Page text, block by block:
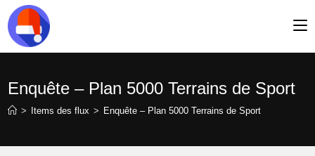
Skip
content
Enquête – Plan 5000 Terrains de Sport
> Items des flux > Enquête – Plan 5000 Terrains de Sport